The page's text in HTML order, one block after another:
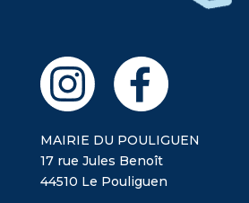
MAIRIE DU POULIGUEN
17 rue Jules Benoît
44510 Le Pouliguen